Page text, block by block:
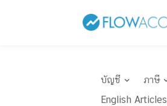
บัญชี ภาษี
English Articles